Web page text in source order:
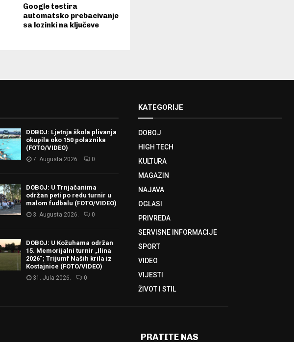
Google testira
automatsko prebacivanje
sa lozinki na ključeve
DOBOJ: Ljetnja škola plivanja
okupila oko 150 polaznika
(FOTO/VIDEO)
7. Augusta 2026. 0
DOBOJ: U Trnjačanima
održan peti po redu turnir u
malom fudbalu (FOTO/VIDEO)
3. Augusta 2026. 0
DOBOJ: U Kožuhama održan
15. Memorijalni turnir „Ilina
2026“; Trijumf Naših krila iz
Kostajnice (FOTO/VIDEO)
31. Jula 2026. 0
KATEGORIJE
DOBOJ
HIGH TECH
KULTURA
MAGAZIN
NAJAVA
OGLASI
PRIVREDA
SERVISNE INFORMACIJE
SPORT
VIDEO
VIJESTI
ŽIVOT I STIL
PRATITE NAS